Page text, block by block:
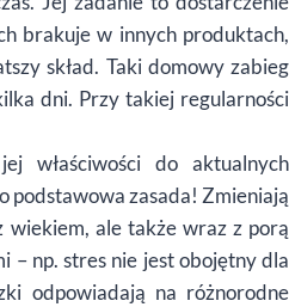
brakuje w innych produktach,
skład. Taki domowy zabieg
dni. Przy takiej regularności
właściwości do aktualnych
podstawowa zasada! Zmieniają
wiekiem, ale także wraz z porą
– np. stres nie jest obojętny dla
odpowiadają na różnorodne